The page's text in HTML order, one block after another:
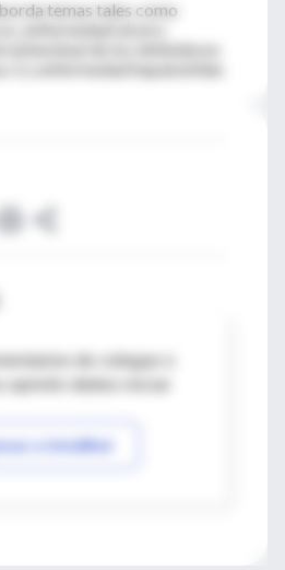
temas tales como
de los inhibidores
de colegas o
a IntraMed